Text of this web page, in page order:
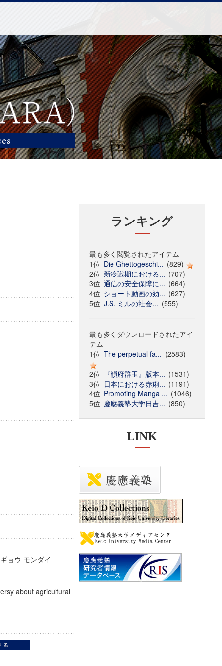
ギョウ モンダイ
about agricultural
ランキング
最も多く閲覧されたアイテム
1位 Die Ghettogeschi... (829)
2位 新冷戦期における... (707)
3位 通信の安全保障に... (664)
4位 ショート動画の効... (627)
5位 J.S. ミルの社会... (555)
最も多くダウンロードされたアイ
テム
1位 The perpetual fa... (2583)
2位
『韻府群玉』版本... (1531)
3位 日本における赤痢... (1191)
4位 Promoting Manga ... (1046)
5位 慶應義塾大学日吉... (850)
LINK